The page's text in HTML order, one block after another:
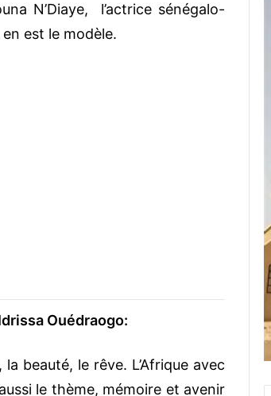
N’Diaye, l’actrice sénégalo-
est le modèle.
Ouédraogo:
beauté, le rêve. L’Afrique avec
le thème, mémoire et avenir